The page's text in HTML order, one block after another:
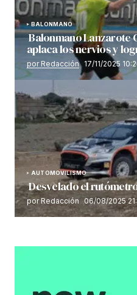
BALONMANO
Balonmano Lanzarote
aplaca los nervios y
por Redacción 17/11/2025
AUTOMOVILISMO
Desvelado el
por Redacción 06/08/2025